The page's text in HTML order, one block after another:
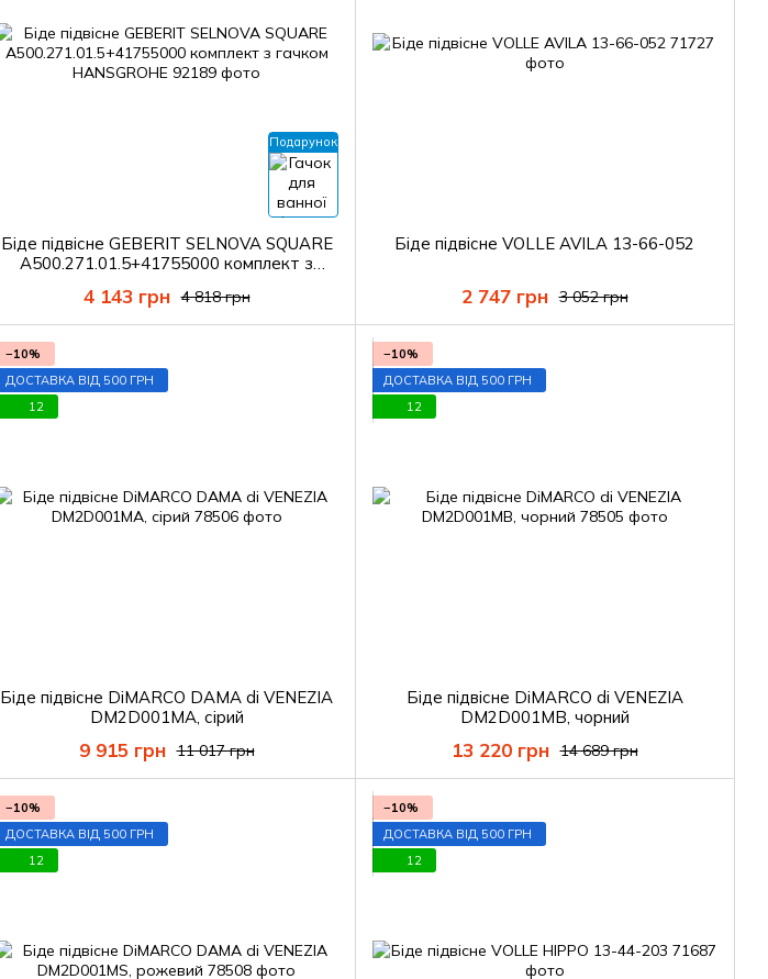
Подарунок
Біде підвісне GEBERIT SELNOVA SQUARE
A500.271.01.5+41755000 комплект з
4 818 грн
4 143 грн
Біде підвісне VOLLE AVILA 13-66-052
3 052 грн
2 747 грн
−10%
ДОСТАВКА ВІД 500 ГРН
12
Біде підвісне DiMARCO DAMA di VENEZIA
DM2D001MA, сірий
11 017 грн
9 915 грн
−10%
ДОСТАВКА ВІД 500 ГРН
12
Біде підвісне DiMARCO di VENEZIA
DM2D001MB, чорний
14 689 грн
13 220 грн
−10%
ДОСТАВКА ВІД 500 ГРН
12
−10%
ДОСТАВКА ВІД 500 ГРН
12